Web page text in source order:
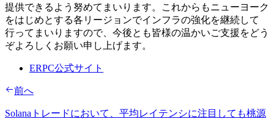
提供できるよう努めてまいります。これからもニューヨーク
をはじめとする各リージョンでインフラの強化を継続して
行ってまいりますので、今後とも皆様の温かいご支援をどう
ぞよろしくお願い申し上げます。
ERPC公式サイト
前へ
Solanaトレードにおいて、平均レイテンシに注目しても桃源